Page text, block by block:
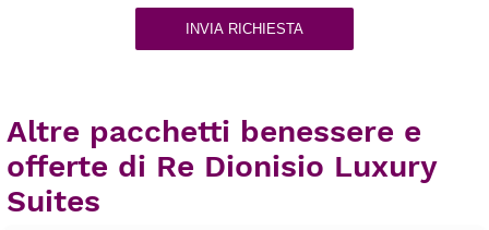
INVIA RICHIESTA
Altre pacchetti benessere e
offerte di Re Dionisio Luxury
Suites